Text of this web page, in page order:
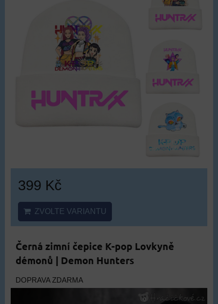
399 Kč
ZVOLTE VARIANTU
Černá zimní čepice K-pop Lovkyně
démonů | Demon Hunters
DOPRAVA ZDARMA